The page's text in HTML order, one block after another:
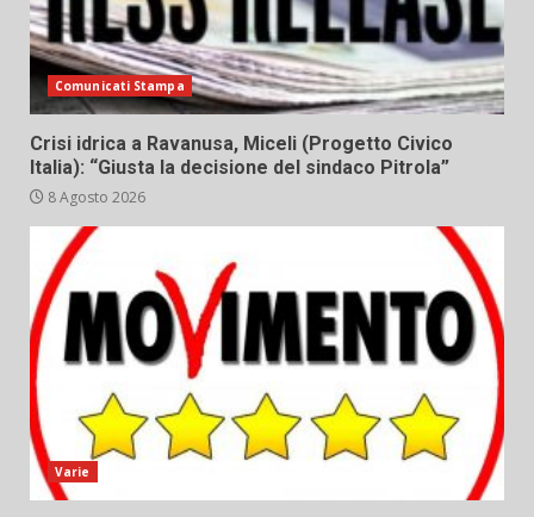
Comunicati Stampa
Crisi idrica a Ravanusa, Miceli (Progetto Civico
Italia): “Giusta la decisione del sindaco Pitrola”
8 Agosto 2026
Varie